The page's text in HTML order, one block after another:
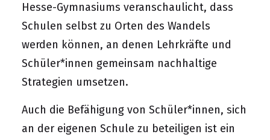
Hesse-Gymnasiums veranschaulicht, dass
Schulen selbst zu Orten des Wandels
werden können, an denen Lehrkräfte und
Schüler*innen gemeinsam nachhaltige
Strategien umsetzen.
Auch die Befähigung von Schüler*innen, sich
an der eigenen Schule zu beteiligen ist ein